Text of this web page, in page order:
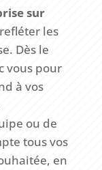
sur
les
Dès le
vous pour
à vos
ou de
tous vos
en